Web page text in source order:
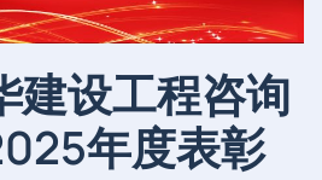
建设工程咨询
年度表彰